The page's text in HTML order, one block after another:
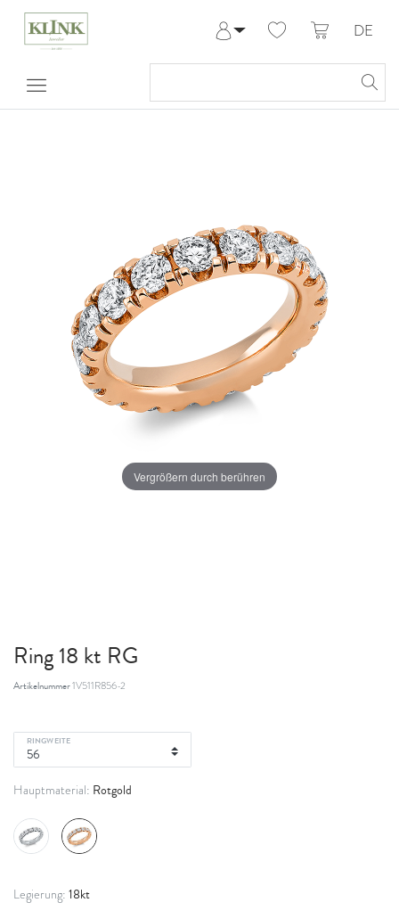
Meine Bestellungen
DE
Vergrößern durch berühren
Ring 18 kt RG
Artikelnummer1V511R856-2
RINGWEITE
Hauptmaterial: Rotgold
Legierung: 18kt